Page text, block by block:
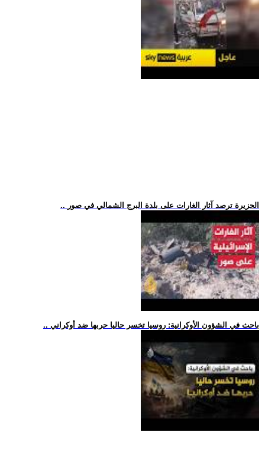
.. الجزيرة ترصد آثار الغارات على بلدة البرج الشمالي في صور
.. باحث في الشؤون الأوكرانية: روسيا تخسر حاليا حربها ضد أوكراني